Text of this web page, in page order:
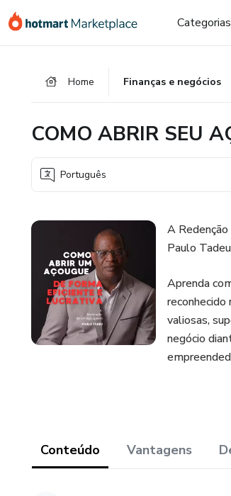
para
para
para
Categorias
Home Finanças e negócios
COMO ABRIR SEU
Português
A
Paulo Tadeu
Aprenda
valiosas,
negócio
Conteúdo Vantagens